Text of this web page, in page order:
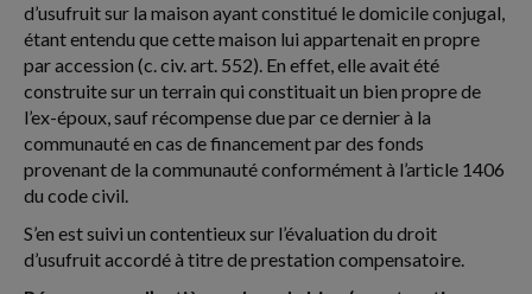
d’usufruit sur la maison ayant constitué le domicile conjugal,
étant entendu que cette maison lui appartenait en propre
par accession (c. civ. art. 552). En effet, elle avait été
construite sur un terrain qui constituait un bien propre de
l’ex-époux, sauf récompense due par ce dernier à la
communauté en cas de financement par des fonds
provenant de la communauté conformément à l’article 1406
du code civil.
S’en est suivi un contentieux sur l’évaluation du droit
d’usufruit accordé à titre de prestation compensatoire.